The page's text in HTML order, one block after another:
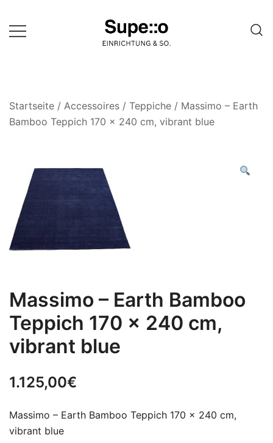
zum
Inhalt
einer Website
Startseite / Accessoires / Teppiche / Massimo – Earth
Bamboo Teppich 170 x 240 cm, vibrant blue
Massimo – Earth Bamboo
Teppich 170 x 240 cm,
vibrant blue
1.125,00€
Massimo – Earth Bamboo Teppich 170 x 240 cm,
vibrant blue